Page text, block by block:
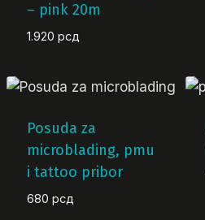
– pink 20m
1.920 рсд
Posuda za
microblading, pmu
i tattoo pribor
680 рсд